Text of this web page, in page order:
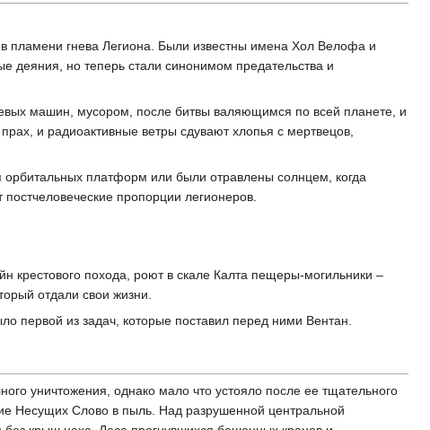
пламени гнева Легиона. Были известны имена Хол Велофа и
но теперь стали синонимом предательства и
машин, мусором, после битвы валяющимся по всей планете, и
и радиоактивные ветры сдувают хлопья с мертвецов,
платформ или были отравлены солнцем, когда
пропорции легионеров.
похода, роют в скале Калта пещеры-могильники –
отдали свои жизни.
первой из задач, которые поставил перед ними Вентан.
уничтожения, однако мало что устояло после ее тщательного
Несущих Слово в пыль. Над разрушенной центральной